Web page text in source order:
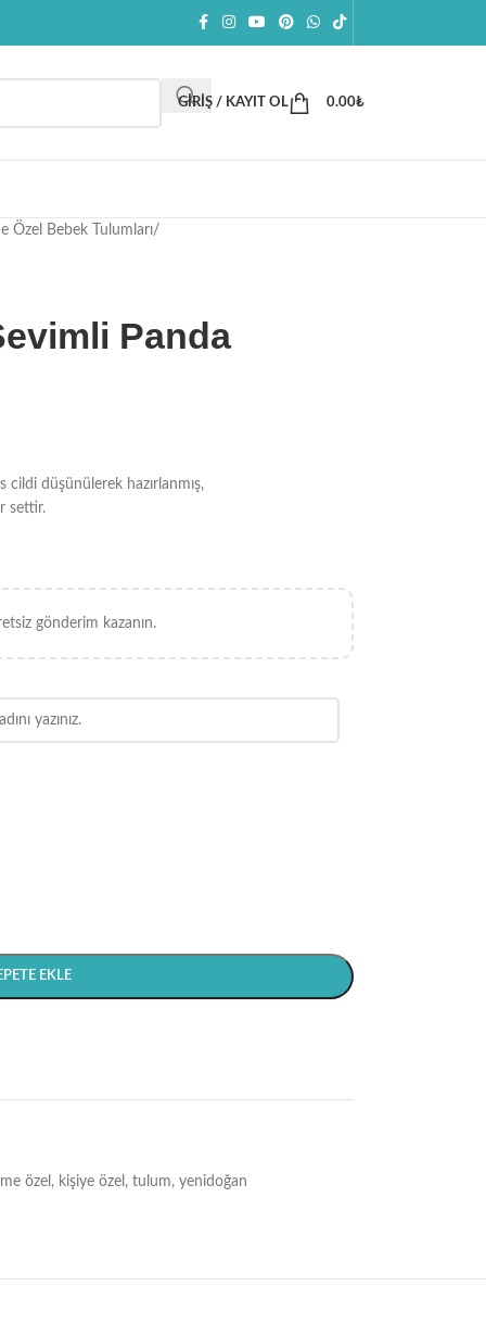
GIRIŞ / KAYIT OL 0.00₺
Özel Bebek Tulumları/
Panda
düşünülerek hazırlanmış,
settir.
gönderim kazanın.
EKLE
özel , kişiye özel , tulum, yenidoğan